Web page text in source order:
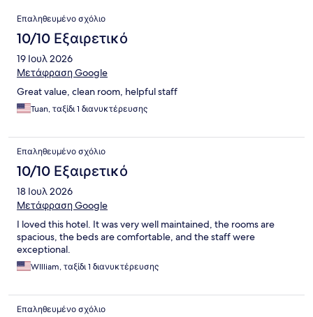
Σχόλια
Επαληθευμένο σχόλιο
10/10 Εξαιρετικό
19 Ιουλ 2026
Μετάφραση Google
Great value, clean room, helpful staff
Tuan, ταξίδι 1 διανυκτέρευσης
Επαληθευμένο σχόλιο
10/10 Εξαιρετικό
18 Ιουλ 2026
Μετάφραση Google
I loved this hotel. It was very well maintained, the rooms are
spacious, the beds are comfortable, and the staff were
exceptional.
WIlliam, ταξίδι 1 διανυκτέρευσης
Επαληθευμένο σχόλιο